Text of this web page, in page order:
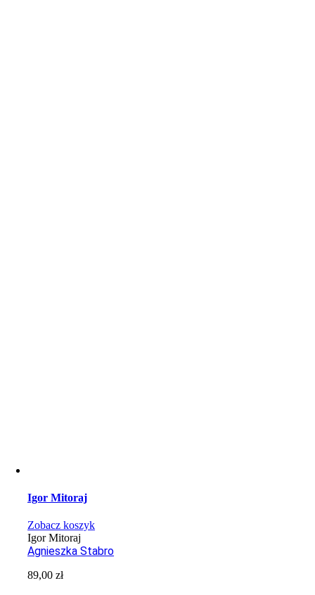
Igor Mitoraj
Zobacz koszyk
Igor Mitoraj
Agnieszka Stabro
89,00zł